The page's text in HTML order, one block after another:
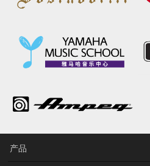
产品